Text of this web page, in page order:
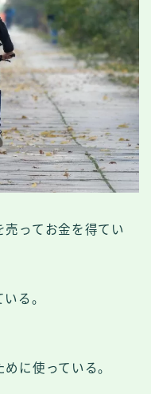
売ってお金を得てい
る。
に使っている。